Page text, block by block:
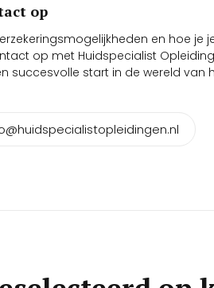
op
en hoe je
op met Huidspecialist
succesvolle start in de wereld van